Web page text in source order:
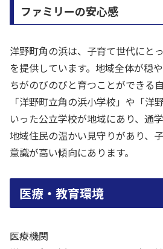
ファミリーの安心感
洋野町角の浜は、子育て世代にと
を提供しています。地域全体が穏
ちがのびのびと育つことができる
「洋野町立角の浜小学校」や「洋
いった公立学校が地域にあり、通
地域住民の温かい見守りがあり、
意識が高い傾向にあります。
医療・教育環境
医療機関